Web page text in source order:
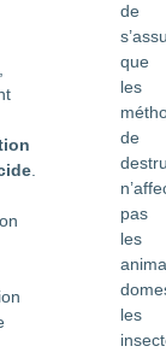
,
.
de
que
les
de
pas
les
les